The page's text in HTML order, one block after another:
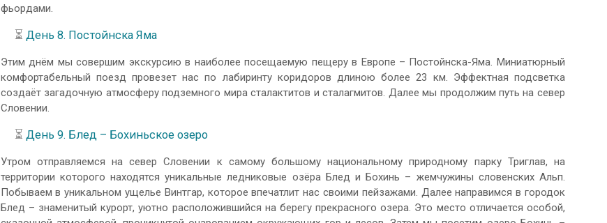
фьордами.
⏳ День 8. Постойнска Яма
Этим днём мы совершим экскурсию в наиболее посещаемую пещеру в Европе – Постойнска-Яма. Миниатюрный
комфортабельный поезд провезет нас по лабиринту коридоров длиною более 23 км. Эффектная подсветка
создаёт загадочную атмосферу подземного мира сталактитов и сталагмитов. Далее мы продолжим путь на север
Словении.
⏳ День 9. Блед – Бохиньское озеро
Утром отправляемся на север Словении к самому большому национальному природному парку Триглав, на
территории которого находятся уникальные ледниковые озёра Блед и Бохинь – жемчужины словенских Альп.
Побываем в уникальном ущелье Винтгар, которое впечатлит нас своими пейзажами. Далее направимся в городок
Блед – знаменитый курорт, уютно расположившийся на берегу прекрасного озера. Это место отличается особой,